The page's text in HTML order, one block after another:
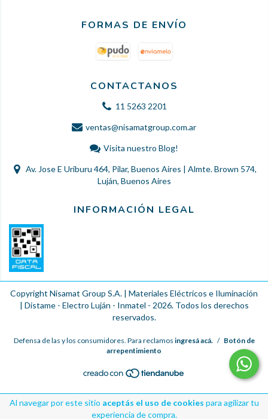
Al navegar por este sitio aceptás el uso de cookies para agilizar tu
experiencia de compra.
FORMAS DE ENVÍO
CONTACTANOS
11 5263 2201
ventas@nisamatgroup.com.ar
Visita nuestro Blog!
Av. Jose E Uriburu 464, Pilar, Buenos Aires | Almte. Brown 574,
Luján, Buenos Aires
INFORMACIÓN LEGAL
Copyright Nisamat Group S.A. | Materiales Eléctricos e Iluminación
| Distame - Electro Luján - Inmatel - 2026. Todos los derechos
reservados.
Defensa de las y los consumidores. Para reclamos ingresá acá. / Botón de
arrepentimiento